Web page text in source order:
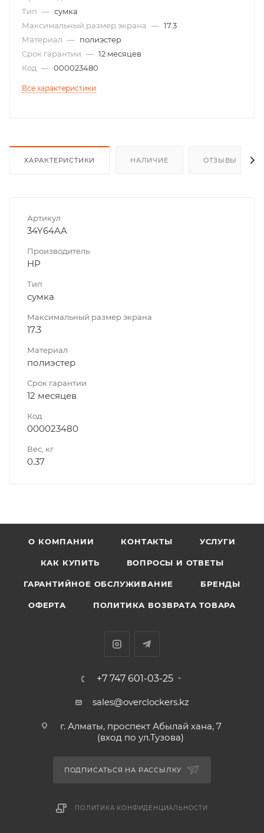
Тип — сумка
Максимальный размер экрана — 17.3
Материал — полиэстер
Срок гарантии — 12 месяцев
Код — 000023480
Все характеристики
ХАРАКТЕРИСТИКИ НАЛИЧИЕ ОТЗЫВЫ
Артикул
34Y64AA
Производитель
HP
Тип
сумка
Максимальный размер экрана
17.3
Материал
полиэстер
Срок гарантии
12 месяцев
Код
000023480
Вес, кг
0.37
О КОМПАНИИ КОНТАКТЫ УСЛУГИ
КАК КУПИТЬ ВОПРОСЫ И ОТВЕТЫ
ГАРАНТИЙНОЕ ОБСЛУЖИВАНИЕ БРЕНДЫ
ОФЕРТА ПОЛИТИКА ВОЗВРАТА ТОВАРА
+7 747 601-03-25
sales@overclockers.kz
г. Алматы, проспект Абылай хана, 7
(вход по ул.Тузова)
ПОДПИСАТЬСЯ НА РАССЫЛКУ
ПОЛИТИКА КОНФИДЕНЦИАЛЬНОСТИ